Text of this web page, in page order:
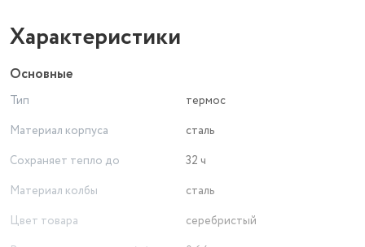
Характеристики
Основные
Тип
термос
Материал корпуса
сталь
Сохраняет тепло до
32 ч
Материал колбы
сталь
Цвет товара
серебристый